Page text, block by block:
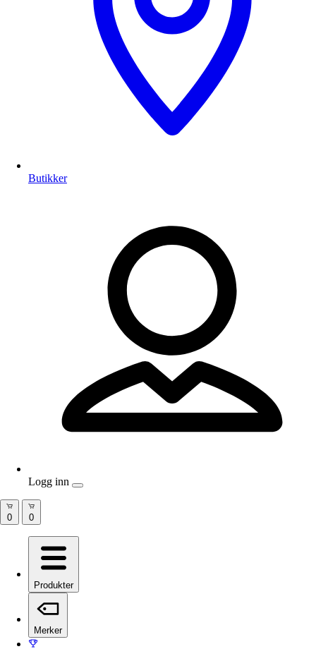
Butikker
Produkter
Merker